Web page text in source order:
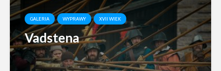
GALERIA WYPRAWY XVII WIEK
Vadstena